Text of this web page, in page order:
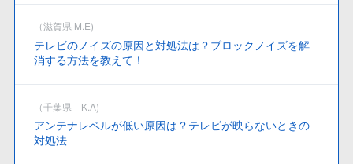
（滋賀県 M.E)
テレビのノイズの原因と対処法は？ブロックノイズを解
消する方法を教えて！
（千葉県 K.A)
アンテナレベルが低い原因は？テレビが映らないときの
対処法